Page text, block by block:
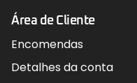
Área de Cliente
Encomendas
Detalhes da conta